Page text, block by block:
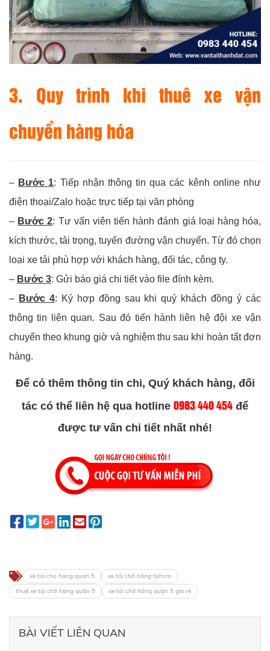
3. Quy trình khi thuê xe vận
chuyển hàng hóa
– Bước 1: Tiếp nhận thông tin qua các kênh online như
điện thoại/Zalo hoặc trực tiếp tại văn phòng
– Bước 2: Tư vấn viên tiến hành đánh giá loại hàng hóa,
kích thước, tải trọng, tuyến đường vận chuyển. Từ đó chọn
loại xe tải phù hợp với khách hàng, đối tác, công ty.
– Bước 3: Gửi báo giá chi tiết vào file đính kèm.
– Bước 4: Ký hợp đồng sau khi quý khách đồng ý các
thông tin liên quan. Sau đó tiến hành liên hệ đội xe vận
chuyển theo khung giờ và nghiệm thu sau khi hoàn tất đơn
hàng.
Để có thêm thông tin chi, Quý khách hàng, đối
tác có thể liên hệ qua hotline 0983 440 454 để
được tư vấn chi tiết nhất nhé!
xe tai cho hang quan 5
xe tải chở hàng tphcm
thuê xe tải chở hàng quận 5
xe tải chở hàng quận 5 giá rẻ
BÀI VIẾT LIÊN QUAN